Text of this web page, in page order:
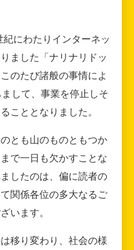
にわたりインターネッ
ました「ナリナリドッ
のたび諸般の事情によ
して、事業を停止しそ
こととなりました。
とも山のものともつか
で一日も欠かすことな
したのは、偏に読者の
関係各位の多大なるご
います。
移り変わり、社会の様